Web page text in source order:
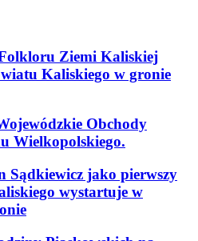
Ziemi Kaliskiej
Kaliskiego w gronie
Obchody
Wielkopolskiego.
Sądkiewicz jako pierwszy
wystartuje w